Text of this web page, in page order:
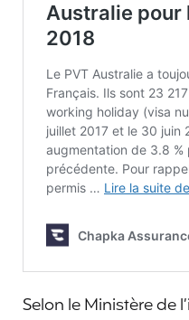
Selon le Ministère de